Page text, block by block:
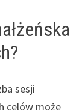
sesji
celów może